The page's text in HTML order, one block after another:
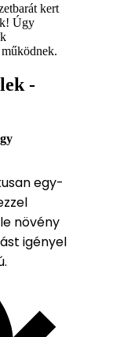
kert
Úgy
-
egy-
növény
igényel